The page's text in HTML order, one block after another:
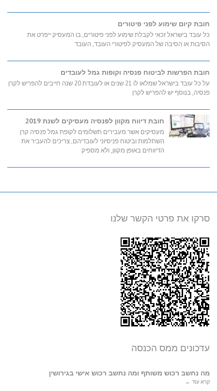
חובת קיום שימוע לפני פיטורים
כל עובד בישראל זכאי לקבלת שימוע לפני פיטורים, בו המעסיק ייפרט את
הסיבות או הסיבה של המעסיק לפיטורי העובד, העובד
חובת הפרשות לביטוח פנסיה וקופות גמל לעובדים
על כל עובד בישראל שמלאו לו 21 שנים או לעובדת 20 שנה חייבים להפריש לקרן
פנסיה, בנוסף יש להפריש לקרן
חובת דיווח מקוון לפנסיה מעסיקים לשנת 2019
מעסיקים אשר מעבירים תשלומים לקופת גמל פנסיה קרן
השתלמות וביטוח פניסיוני לעובדיהם, צריכים להעביר את
הדיווחים באופן מקוון, ולא מספיק
סרקו את פרטי הקשר שלנו
עדכונים ממס הכנסה
מה נחשב רכוש משותף ומה נחשב רכוש אישי בגירושין
קרא עוד ←